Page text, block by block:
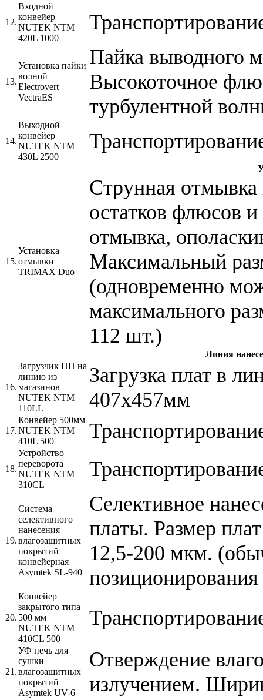
12.
Входной
конвейер
NUTEK NTM
420L 1000
13.
Установка пайки
волной
Electrovert
VectraES
Пайка выводного
Высокоточное
турбулентной
14.
Выходной
конвейер
NUTEK NTM
430L 2500
15.
Установка
отмывки
TRIMAX Duo
Струнная отмывка
остатков флюсов
отмывка,
Максимальный
(одновременно
максимального
112 шт.)
Линия
16.
Загрузчик ПП на
линию из
магазинов
NUTEK NTM
110LL
Загрузка плат в
407х457мм
17.
Конвейер 500мм
NUTEK NTM
410L 500
18.
Устройство
переворота
NUTEK NTM
310CL
19.
Система
селективного
нанесения
влагозащитных
покрытий
конвейерная
Asymtek SL-940
Селективное
платы. Размер
12,5-200 мкм.
20.
Конвейер
закрытого типа
500 мм
NUTEK NTM
410CL 500
21.
УФ печь для
сушки
влагозащитных
покрытий
Asymtek UV-6
Отверждение
излучением.